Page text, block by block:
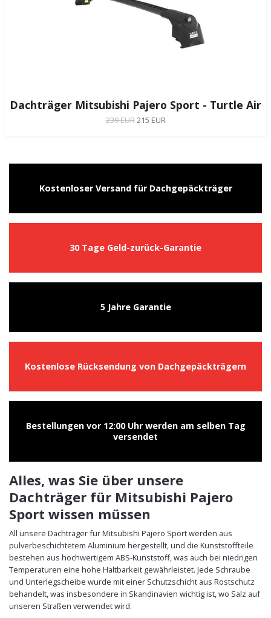
Dachträger Mitsubishi Pajero Sport - Turtle Air
239 EUR215 EUR
Kostenloser Versand für Dachgepäckträger
30 Tage Geld-zurück-Garantie
5 Jahre Garantie
Kostenlose Rücksendung von Dachgepäckträgern
Bestellungen vor 12:00 Uhr werden am selben Tag
versendet
Alles, was Sie über unsere
Dachträger für Mitsubishi Pajero
Sport wissen müssen
All unsere Dachträger für Mitsubishi Pajero Sport werden aus
pulverbeschichtetem Aluminium hergestellt, und die Kunststoffteile
bestehen aus hochwertigem ABS-Kunststoff, was auch bei niedrigen
Temperaturen eine hohe Haltbarkeit gewährleistet. Jede Schraube
und Unterlegscheibe wurde mit einer Schutzschicht aus Rostschutz
behandelt, was insbesondere in Skandinavien wichtig ist, wo Salz auf
unseren Straßen verwendet wird.